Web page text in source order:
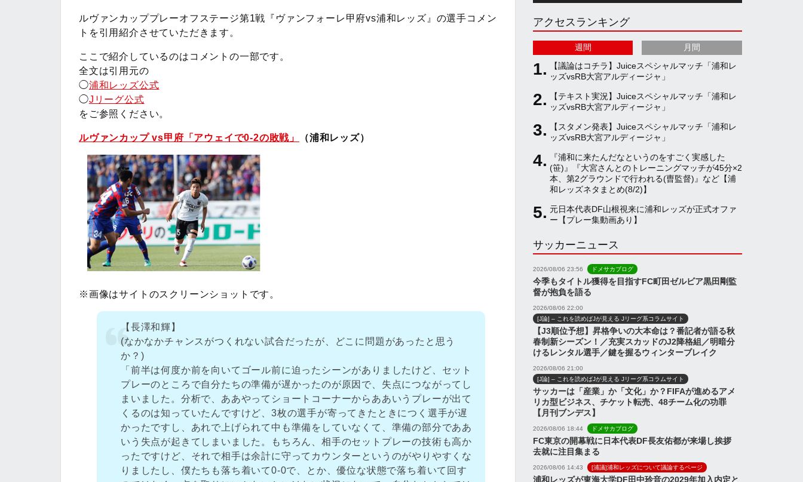
ルヴァンカッププレーオフステージ第1戦『ヴァンフォーレ甲府vs浦和レッズ』の選手コメン
トを引用紹介させていただきます。
ここで紹介しているのはコメントの一部です。
全文は引用元の
◯浦和レッズ公式
◯Jリーグ公式
をご参照ください。
ルヴァンカップ vs甲府「アウェイで0-2の敗戦」 （浦和レッズ）
※画像はサイトのスクリーンショットです。
【長澤和輝】
(なかなかチャンスがつくれない試合だったが、どこに問題があったと思う
か？)
「前半は何度か前を向いてゴール前に迫ったシーンがありましたけど、セット
プレーのところで自分たちの準備が遅かったのが原因で、失点につながってし
まいました。分析で、ああやってショートコーナーからああいうプレーが出て
くるのは知っていたんですけど、3枚の選手が寄ってきたときにつく選手が遅
かったですし、あれで上げられて中も準備をしていなくて、準備の部分でああ
いう失点が起きてしまいました。もちろん、相手のセットプレーの技術も高か
ったですけど、それで相手は余計に守ってカウンターというのがやりやすくな
りましたし、僕たちも落ち着いて0-0で、とか、優位な状態で落ち着いて回す
r
a
m
e
C
h
n
n
l
アクセスランキング
週間 月間
【議論はコチラ】Juiceスペシャルマッチ「浦和レ
ッズvsRB大宮アルディージャ」
【テキスト実況】Juiceスペシャルマッチ「浦和レ
ッズvsRB大宮アルディージャ」
【スタメン発表】Juiceスペシャルマッチ「浦和レ
ッズvsRB大宮アルディージャ」
『浦和に来たんだなというのをすごく実感した
(笹)』『大宮さんとのトレーニングマッチが45分×2
本、第2グラウンドで行われる(曺監督)』など【浦
和レッズネタまとめ(8/2)】
元日本代表DF山根視来に浦和レッズが正式オファ
ー【プレー集動画あり】
サッカーニュース
2026/08/06 23:56 ドメサカブログ
今季もタイトル獲得を目指すFC町田ゼルビア黒田剛監
督が抱負を語る
2026/08/06 22:00
[J論] – これを読めばJが見える Jリーグ系コラムサイト
【J3順位予想】昇格争いの大本命は？番記者が語る秋
春制新シーズン！／充実スカッドのJ2降格組／明暗分
けるレンタル選手／鍵を握るウィンターブレイク
2026/08/06 21:00
[J論] – これを読めばJが見える Jリーグ系コラムサイト
サッカーは「産業」か「文化」か？FIFAが進めるアメ
リカ型ビジネス、チケット転売、48チーム化の功罪
【月刊ブンデス】
2026/08/06 18:44 ドメサカブログ
FC東京の開幕戦に日本代表DF長友佑都が来場し挨拶
去就に注目集まる
2026/08/06 14:43 [浦議]浦和レッズについて議論するページ
浦和レッズが東海大学DF田中玲音の2029年加入内定と